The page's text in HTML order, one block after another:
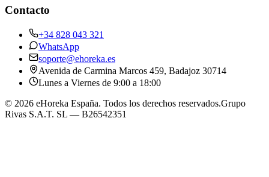
Contacto
+34 828 043 321
WhatsApp
soporte@ehoreka.es
Avenida de Carmina Marcos 459, Badajoz 30714
Lunes a Viernes de 9:00 a 18:00
© 2026 eHoreka España. Todos los derechos reservados.Grupo
Rivas S.A.T. SL — B26542351